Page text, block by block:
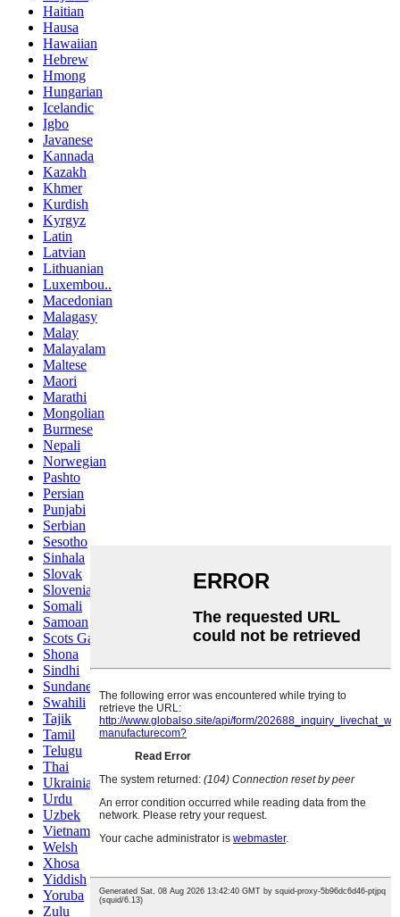
Haitian
Hausa
Hawaiian
Hebrew
Hmong
Hungarian
Icelandic
Igbo
Javanese
Kannada
Kazakh
Khmer
Kurdish
Kyrgyz
Latin
Latvian
Lithuanian
Luxembou..
Macedonian
Malagasy
Malay
Malayalam
Maltese
Maori
Marathi
Mongolian
Burmese
Nepali
Norwegian
Pashto
Persian
Punjabi
Serbian
Sesotho
Sinhala
Slovak
Slovenian
Somali
Samoan
Scots Gaelic
Shona
Sindhi
Sundanese
Swahili
Tajik
Tamil
Telugu
Thai
Ukrainian
Urdu
Uzbek
Vietnamese
Welsh
Xhosa
Yiddish
Yoruba
Zulu